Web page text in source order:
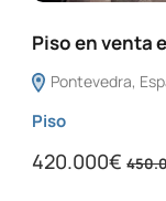
Piso en venta
Pontevedra,
Piso
420.000€